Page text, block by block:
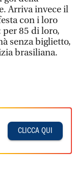
Arriva invece il
con i loro
85 di loro,
senza biglietto,
brasiliana.
CLICCA QUI